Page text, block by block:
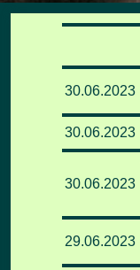
30.06.2023
30.06.2023
30.06.2023
29.06.2023